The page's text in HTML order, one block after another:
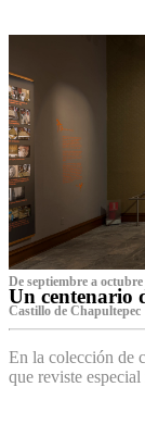
De septiembre a octubre
Un centenario
Castillo de Chapultepec
En la colección de
que reviste